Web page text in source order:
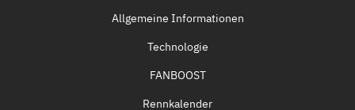
Allgemeine Informationen
Technologie
FANBOOST
Rennkalender